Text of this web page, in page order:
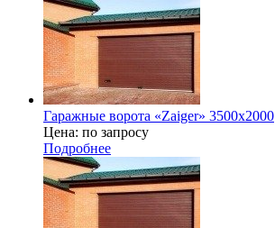
Гаражные ворота «Zaiger» 3500х2000
Цена: по запросу
Подробнее